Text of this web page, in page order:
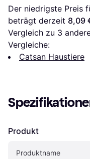
Der niedrigste Preis
beträgt derzeit 8,09
Vergleich zu 3
Vergleiche:
Catsan Haustiere
Produkt
Produktname